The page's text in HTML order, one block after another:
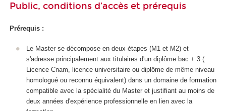
Public, conditions d’accès et prérequis
Prérequis :
Le Master se décompose en deux étapes (M1 et M2) et
s'adresse principalement aux titulaires d'un diplôme bac + 3 (
Licence Cnam, licence universitaire ou diplôme de même niveau
homologué ou reconnu équivalent) dans un domaine de formation
compatible avec la spécialité du Master et justifiant au moins de
deux années d'expérience professionnelle en lien avec la